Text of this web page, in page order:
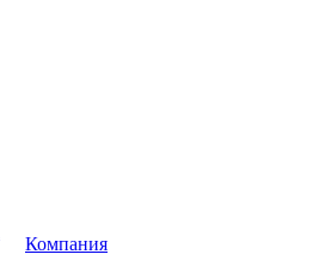
Компания